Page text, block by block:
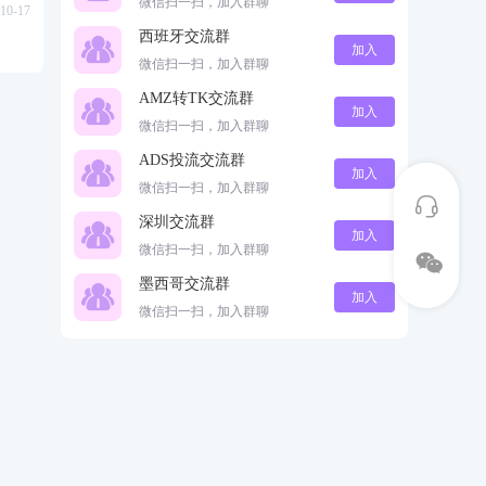
17
西班牙交流群
微信扫一扫，加入群聊
加入
AMZ转TK交流群
微信扫一扫，加入群聊
加入
ADS投流交流群
微信扫一扫，加入群聊
加入
深圳交流群
微信扫一扫，加入群聊
加入
墨西哥交流群
微信扫一扫，加入群聊
加入